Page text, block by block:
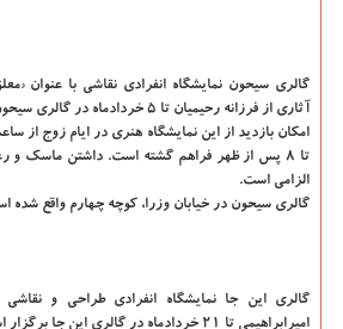
گالری سیحون نمایشگاه انفرادی نقاشی با عنوان
آثاری از فرزانه رحیمیان تا ۵ خردادماه در گالری سیحون ادامه دارد.
تا ۸ پس از ظهر فراهم گشته است. داشتن ماسک و
الزامی است.
گالری سیحون در خیابان وزرا، کوچه چهارم واقع شده
گالری این جا نمایشگاه انفرادی طراحی و نقاشی
امیرابراهیمی تا ۲۱ خردادماه در گالری این جا برگزار است.